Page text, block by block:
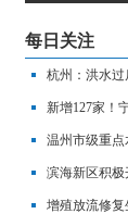
每日关注
杭州：洪水过
新增127家！
温州市级重点
用”
滨海新区积
增殖放流修复